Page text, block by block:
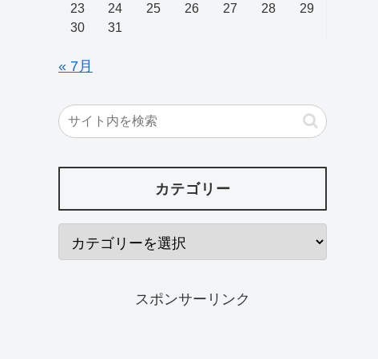
23
24 25 26 27 28
29
30
31
« 7月
カテゴリー
スポンサーリンク